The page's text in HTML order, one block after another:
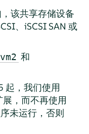
该共享存储设备
、iSCSI SAN 或
和
起，我们使用
，而不再使用
未运行，否则